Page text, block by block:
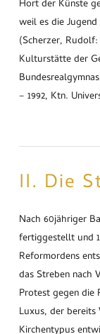
Hort der Künste
weil es die
(Scherzer,
Kulturstätte der
– 1992, Ktn.
II. Die
Nach 60jähriger
fertiggestellt und
Reformordens
das Streben nach
Protest gegen die
Luxus, der bereits
Kirchentypus